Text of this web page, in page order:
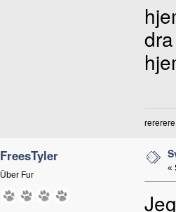
FreesTyler
Über Fur
«